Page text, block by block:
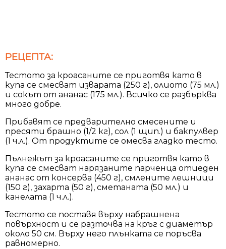
РЕЦЕПТА:
Тестото за кроасаните се приготвя като в
купа се смесват изварата (250 г), олиото (75 мл.)
и сокът от ананас (175 мл.). Всичко се разбърква
много добре.
Прибавят се предварително смесените и
пресяти брашно (1/2 кг), сол (1 щип.) и бакпулвер
(1 ч.л.). От продуктите се омесва гладко тесто.
Пълнежът за кроасаните се приготвя като в
купа се смесват нарязаните парченца отцеден
ананас от консерва (450 г), смлените лешници
(150 г), захарта (50 г), сметаната (50 мл.) и
канелата (1 ч.л.).
Тестото се поставя върху набрашнена
повърхност и се разточва на кръг с диаметър
около 50 см. Върху него плънката се поръсва
равномерно.